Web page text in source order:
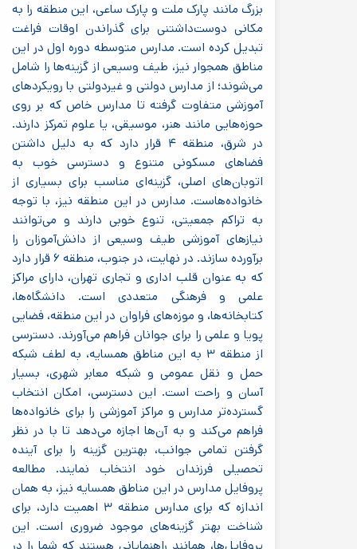
بزرگ مانند پارک ملت و پارک ساعی، این منطقه را به
مکانی دوست‌داشتنی برای گذراندن اوقات فراغت
تبدیل کرده است. مدارس متوسطه دوره اول در این
مناطق همجوار نیز، طیف وسیعی از گزینه‌ها را شامل
می‌شوند؛ از مدارس دولتی و غیردولتی با رویکردهای
آموزشی متفاوت گرفته تا مدارس خاص که بر روی
حوزه‌هایی مانند هنر، موسیقی، یا علوم تمرکز دارند.
در شرق، منطقه ۴ قرار دارد که به دلیل داشتن
فضاهای مسکونی متنوع و دسترسی خوب به
اتوبان‌های اصلی، گزینه‌ای مناسب برای بسیاری از
خانواده‌هاست. مدارس در این منطقه نیز، با توجه
به تراکم جمعیتی، تنوع خوبی دارند و می‌توانند
نیازهای آموزشی طیف وسیعی از دانش‌آموزان را
برآورده سازند. در نهایت، در جنوب، منطقه ۶ قرار دارد
که به عنوان قلب اداری و تجاری تهران، دارای مراکز
علمی و فرهنگی متعددی است. دانشگاه‌ها،
کتابخانه‌ها، و موزه‌های فراوان در این منطقه، فضایی
پویا و علمی را برای جوانان فراهم می‌آورند. دسترسی
از منطقه ۳ به این مناطق همسایه، به لطف شبکه
حمل و نقل عمومی و شبکه معابر شهری، بسیار
آسان و راحت است. این دسترسی، امکان انتخاب
گسترده‌تر مدارس و مراکز آموزشی را برای خانواده‌ها
فراهم می‌کند و به آن‌ها اجازه می‌دهد تا با در نظر
گرفتن تمامی جوانب، بهترین گزینه را برای آینده
تحصیلی فرزندان خود انتخاب نمایند. مطالعه
پروفایل مدارس در این مناطق همسایه نیز، به همان
اندازه که برای مدارس منطقه ۳ اهمیت دارد، برای
شناخت بهتر گزینه‌های موجود ضروری است. این